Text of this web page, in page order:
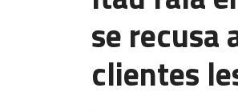
se recusa
clientes